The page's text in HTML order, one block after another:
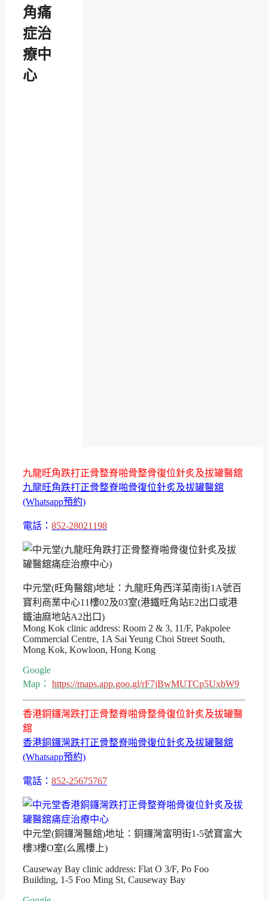
角痛
症治
療中
心
九龍旺角跌打正骨整脊啪骨整骨復位針炙及拔罐醫舘
九龍旺角跌打正骨整脊啪骨復位針炙及拔罐醫舘
(Whatsapp預約)
電話： 852-28021198
中元堂(旺角醫舘)地址：九龍旺角西洋菜南街1A號百
寶利商業中心11樓02及03室(港鐵旺角站E2出口或港
鐵油麻地站A2出口)
Mong Kok clinic address: Room 2 & 3, 11/F, Pakpolee
Commercial Centre, 1A Sai Yeung Choi Street South,
Mong Kok, Kowloon, Hong Kong
Google
Map： https://maps.app.goo.gl/rF7jBwMUTCp5UxbW9
香港銅鑼灣跌打正骨整脊啪骨整骨復位針炙及拔罐醫
舘
香港銅鑼灣跌打正骨整脊啪骨復位針炙及拔罐醫舘
(Whatsapp預約)
電話： 852-25675767
中元堂(銅鑼灣醫舘)地址：銅鑼灣富明街1-5號寶富大
樓3樓O室(么鳳樓上)
Causeway Bay clinic address: Flat O 3/F, Po Foo
Building, 1-5 Foo Ming St, Causeway Bay